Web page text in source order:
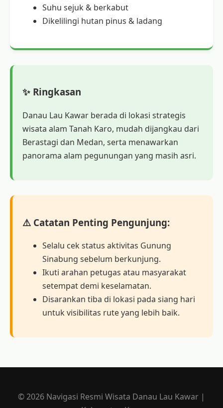
Suhu sejuk & berkabut
Dikelilingi hutan pinus & ladang
✨ Ringkasan
Danau Lau Kawar berada di lokasi strategis
wisata alam Tanah Karo, mudah dijangkau dari
Berastagi dan Medan, serta menawarkan
panorama alam pegunungan yang masih asri.
⚠️ Catatan Penting Pengunjung:
Selalu cek status aktivitas Gunung
Sinabung sebelum berkunjung.
Ikuti arahan petugas atau masyarakat
setempat demi keselamatan.
Disarankan tiba di lokasi pada siang hari
untuk visibilitas rute yang lebih baik.
© 2026 Navigasi Resmi Wisata Danau Lau Kawar |